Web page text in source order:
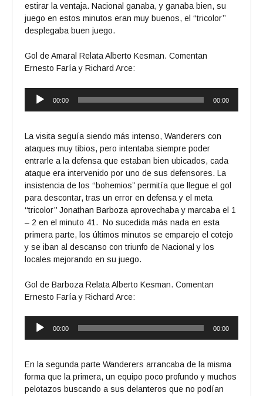
estirar la ventaja. Nacional ganaba, y ganaba bien, su
juego en estos minutos eran muy buenos, el ‘‘tricolor’’
desplegaba buen juego.
Gol de Amaral Relata Alberto Kesman. Comentan
Ernesto Faría y Richard Arce:
Reproductor
00:00 00:00
La visita seguía siendo más intenso, Wanderers con
ataques muy tibios, pero intentaba siempre poder
entrarle a la defensa que estaban bien ubicados, cada
ataque era intervenido por uno de sus defensores. La
insistencia de los ‘‘bohemios’’ permitía que llegue el gol
para descontar, tras un error en defensa y el meta
‘‘tricolor’’ Jonathan Barboza aprovechaba y marcaba el 1
– 2 en el minuto 41. No sucedida más nada en esta
primera parte, los últimos minutos se emparejo el cotejo
y se iban al descanso con triunfo de Nacional y los
locales mejorando en su juego.
Gol de Barboza Relata Alberto Kesman. Comentan
Ernesto Faría y Richard Arce:
Reproductor
00:00 00:00
En la segunda parte Wanderers arrancaba de la misma
forma que la primera, un equipo poco profundo y muchos
pelotazos buscando a sus delanteros que no podían